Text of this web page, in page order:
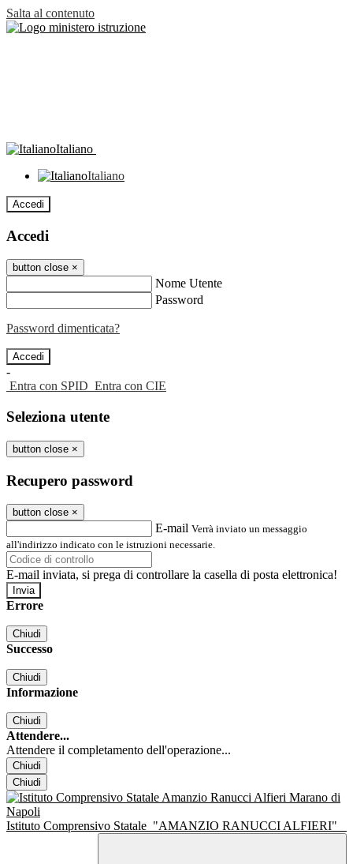
Salta al contenuto
Italiano
Italiano
Accedi
Accedi
button close ×
Nome Utente
Password
Password dimenticata?
-
Entra con SPID Entra con CIE
Seleziona utente
button close ×
Recupero password
button close ×
E-mail Verrà inviato un messaggio
all'indirizzo indicato con le istruzioni necessarie.
E-mail inviata, si prega di controllare la casella di posta elettronica!
Errore
Chiudi
Successo
Chiudi
Informazione
Chiudi
Attendere...
Attendere il completamento dell'operazione...
Chiudi
Chiudi
Istituto Comprensivo Statale "AMANZIO RANUCCI ALFIERI"